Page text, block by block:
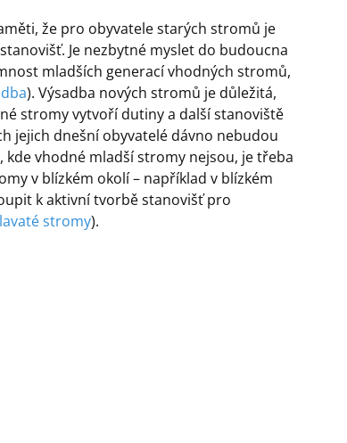
že pro obyvatele starých stromů je
Je nezbytné myslet do budoucna
mladších generací vhodných stromů,
). Výsadba nových stromů je důležitá,
stromy vytvoří dutiny a další stanoviště
jejich dnešní obyvatelé dávno nebudou
vhodné mladší stromy nejsou, je třeba
v blízkém okolí – například v blízkém
k aktivní tvorbě stanovišť pro
stromy).